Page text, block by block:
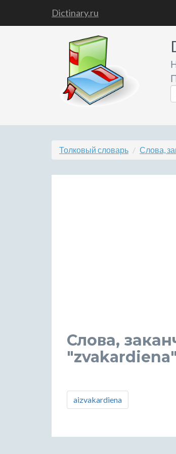
Dictinary.ru
Толковый словарь Слова,
Слова,
"zvakardiena"
aizvakardiena